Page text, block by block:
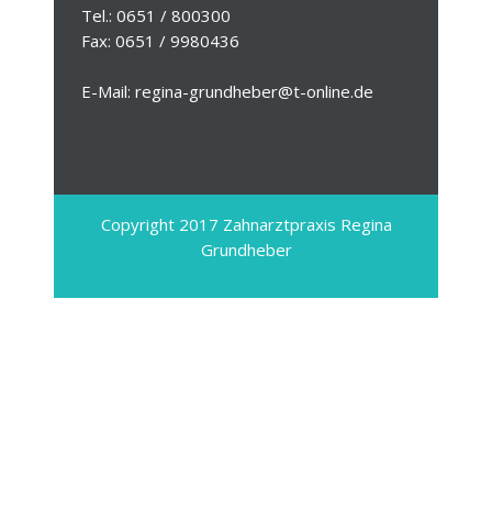
Tel.: 0651 / 800300
Fax: 0651 / 9980436
E-Mail: regina-grundheber@t-online.de
Copyright 2017 Zahnarztpraxis Regina
Grundheber